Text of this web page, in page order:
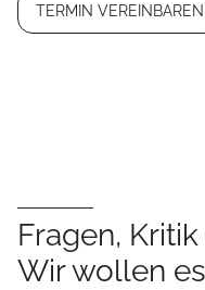
TERMIN VEREINBAREN
Fragen,
Wir wollen